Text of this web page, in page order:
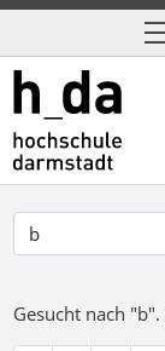
Gesucht nach "b".